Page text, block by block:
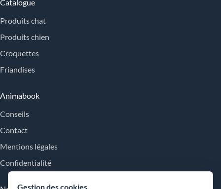
Catalogue
Produits chat
Produits chien
Croquettes
Friandises
Animabook
Conseils
Contact
Mentions légales
Confidentialité
Gestion des cookies